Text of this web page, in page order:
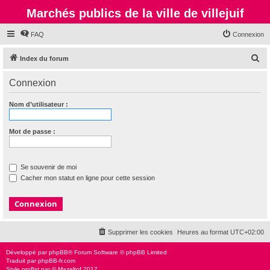
Marchés publics de la ville de villejuif
FAQ Connexion
Index du forum
Connexion
Nom d’utilisateur :
Mot de passe :
Se souvenir de moi
Cacher mon statut en ligne pour cette session
Heures au format UTC+02:00
Supprimer les cookies
Développé parphpBB® Forum Software © phpBB Limited
Traduit parphpBB-fr.com